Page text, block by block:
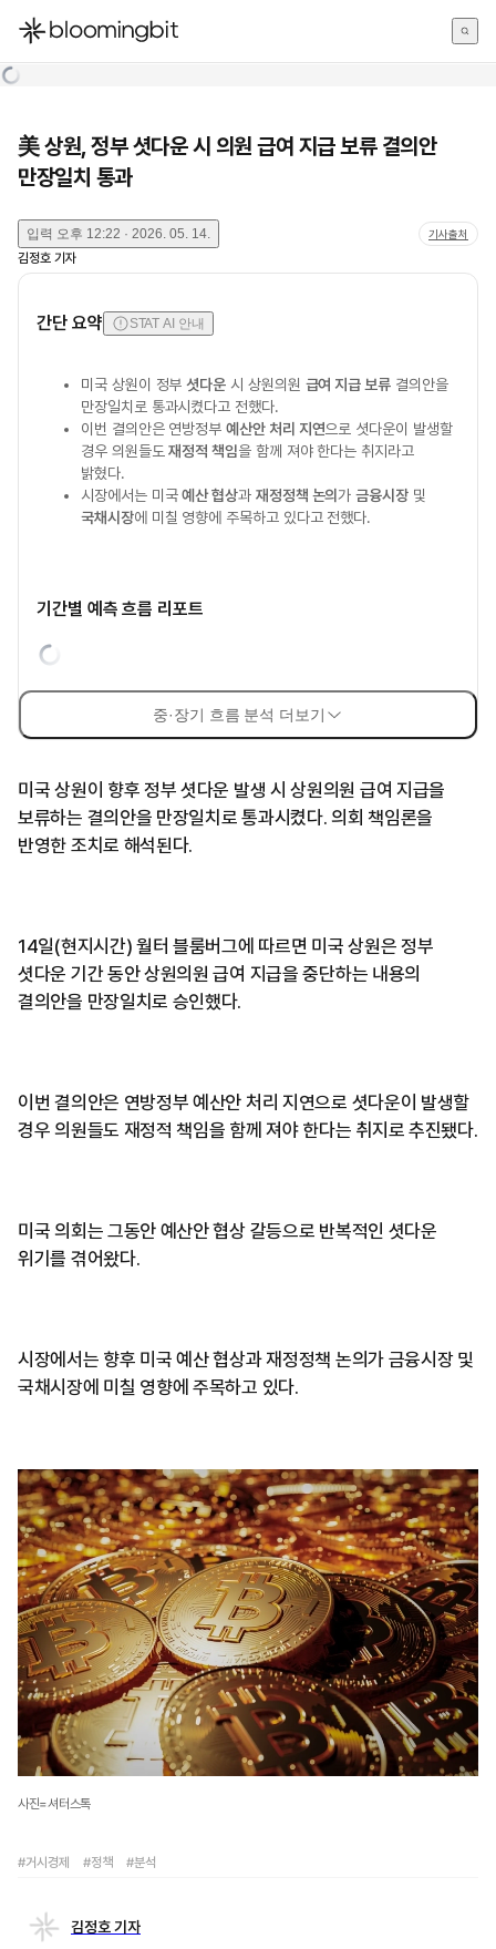
한국어
美 상원, 정부 셧다운 시 의원 급여 지급 보류 결의안
만장일치 통과
입력 오후 12:22 · 2026. 05. 14. 기사출처
김정호 기자
간단 요약 STAT AI 안내
미국 상원이 정부셧다운 시 상원의원 급여 지급 보류 결의안을
만장일치로 통과시켰다고 전했다.
이번 결의안은 연방정부예산안 처리 지연으로 셧다운이 발생할
경우 의원들도재정적 책임을 함께 져야 한다는 취지라고
밝혔다.
시장에서는 미국예산 협상과 재정정책 논의가금융시장 및
국채시장에 미칠 영향에 주목하고 있다고 전했다.
기간별 예측 흐름 리포트
중·장기 흐름 분석 더보기
미국 상원이 향후 정부 셧다운 발생 시 상원의원 급여 지급을
보류하는 결의안을 만장일치로 통과시켰다. 의회 책임론을
반영한 조치로 해석된다.
14일(현지시간) 월터 블룸버그에 따르면 미국 상원은 정부
셧다운 기간 동안 상원의원 급여 지급을 중단하는 내용의
결의안을 만장일치로 승인했다.
이번 결의안은 연방정부 예산안 처리 지연으로 셧다운이 발생할
경우 의원들도 재정적 책임을 함께 져야 한다는 취지로 추진됐다.
미국 의회는 그동안 예산안 협상 갈등으로 반복적인 셧다운
위기를 겪어왔다.
시장에서는 향후 미국 예산 협상과 재정정책 논의가 금융시장 및
국채시장에 미칠 영향에 주목하고 있다.
사진=셔터스톡
#거시경제 #정책 #분석
김정호 기자